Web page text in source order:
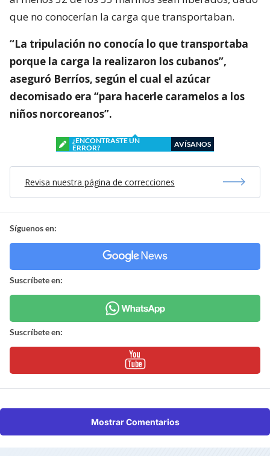
que no conocerían la carga que transportaban.
“La tripulación no conocía lo que transportaba
porque la carga la realizaron los cubanos”,
aseguró Berríos, según el cual el azúcar
decomisado era “para hacerle caramelos a los
niños norcoreanos”.
¿ENCONTRASTE UN
ERROR?
AVÍSANOS
Revisa nuestra página de correcciones
Síguenos en:
Suscríbete en:
Suscríbete en:
Mostrar Comentarios